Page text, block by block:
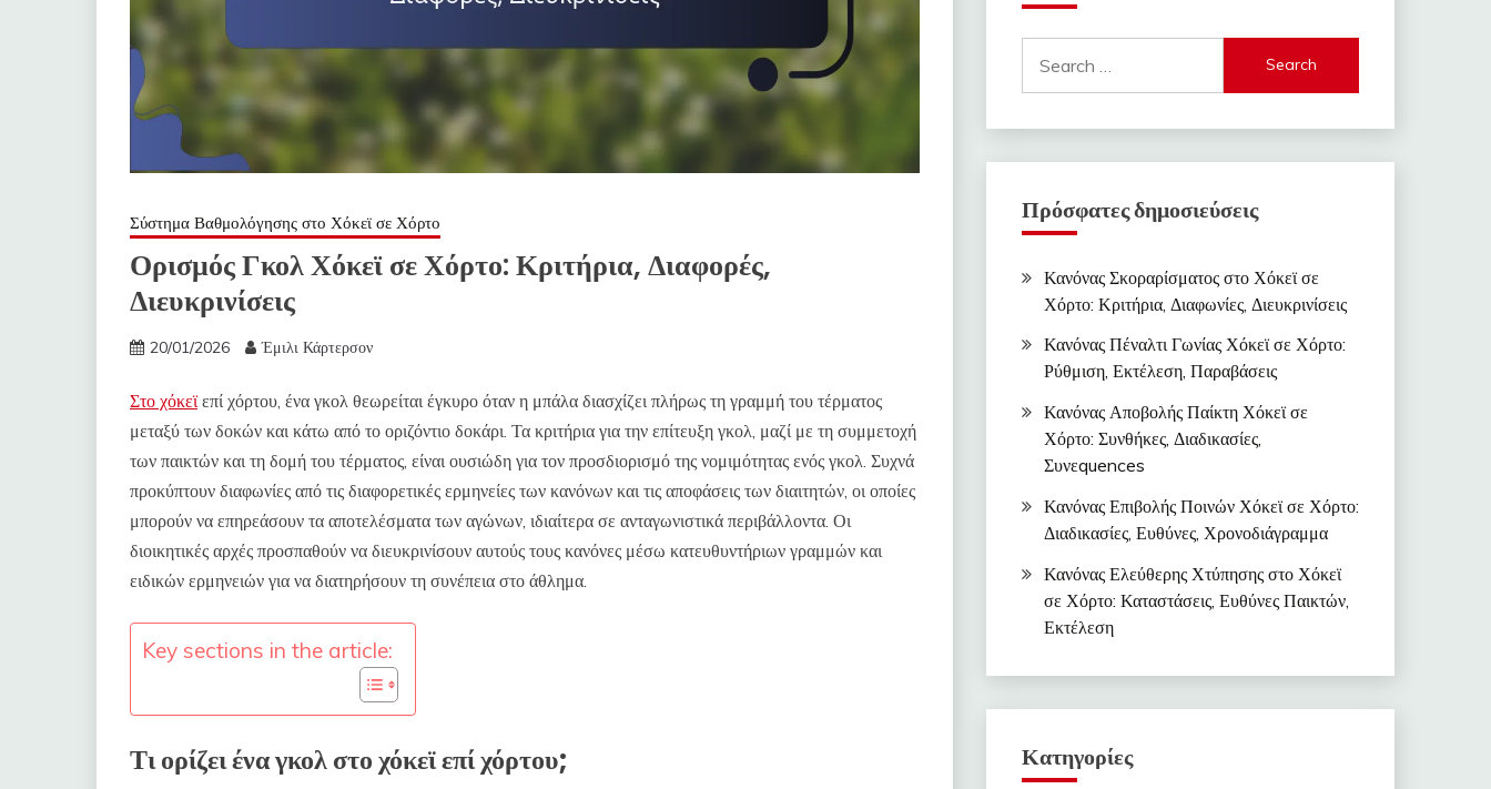
Σύστημα Βαθμολόγησης στο Χόκεϊ σε Χόρτο
Ορισμός Γκολ Χόκεϊ σε Χόρτο: Κριτήρια, Διαφορές,
Διευκρινίσεις
20/01/2026 Έμιλι Κάρτερσον
Στο χόκεϊεπί χόρτου, ένα γκολ θεωρείται έγκυρο όταν η μπάλα διασχίζει πλήρως τη γραμμή του τέρματος
μεταξύ των δοκών και κάτω από το οριζόντιο δοκάρι. Τα κριτήρια για την επίτευξη γκολ, μαζί με τη συμμετοχή
των παικτών και τη δομή του τέρματος, είναι ουσιώδη για τον προσδιορισμό της νομιμότητας ενός γκολ. Συχνά
προκύπτουν διαφωνίες από τις διαφορετικές ερμηνείες των κανόνων και τις αποφάσεις των διαιτητών, οι οποίες
μπορούν να επηρεάσουν τα αποτελέσματα των αγώνων, ιδιαίτερα σε ανταγωνιστικά περιβάλλοντα. Οι
διοικητικές αρχές προσπαθούν να διευκρινίσουν αυτούς τους κανόνες μέσω κατευθυντήριων γραμμών και
ειδικών ερμηνειών για να διατηρήσουν τη συνέπεια στο άθλημα.
Key sections in the article:
Τι ορίζει ένα γκολ στο χόκεϊ επί χόρτου;
for:
Πρόσφατες δημοσιεύσεις
Κανόνας Σκοραρίσματος στο Χόκεϊ σε
Χόρτο: Κριτήρια, Διαφωνίες, Διευκρινίσεις
Κανόνας Πέναλτι Γωνίας Χόκεϊ σε Χόρτο:
Ρύθμιση, Εκτέλεση, Παραβάσεις
Κανόνας Αποβολής Παίκτη Χόκεϊ σε
Χόρτο: Συνθήκες, Διαδικασίες,
Συνεquences
Κανόνας Επιβολής Ποινών Χόκεϊ σε Χόρτο:
Διαδικασίες, Ευθύνες, Χρονοδιάγραμμα
Κανόνας Ελεύθερης Χτύπησης στο Χόκεϊ
σε Χόρτο: Καταστάσεις, Ευθύνες Παικτών,
Εκτέλεση
Κατηγορίες